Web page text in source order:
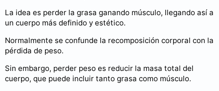
La idea es perder la grasa ganando músculo, llegando así a
un cuerpo más definido y estético.
Normalmente se confunde la recomposición corporal con la
pérdida de peso.
Sin embargo, perder peso es reducir la masa total del
cuerpo, que puede incluir tanto grasa como músculo.